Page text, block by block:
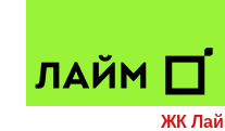
ЖК